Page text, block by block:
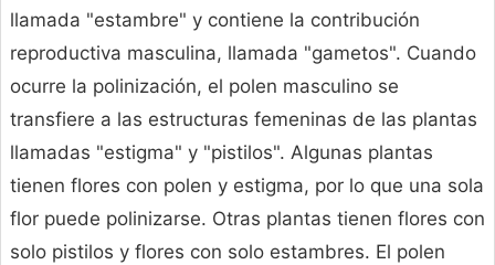
llamada "estambre" y contiene la contribución
reproductiva masculina, llamada "gametos". Cuando
ocurre la polinización, el polen masculino se
transfiere a las estructuras femeninas de las plantas
llamadas "estigma" y "pistilos". Algunas plantas
tienen flores con polen y estigma, por lo que una sola
flor puede polinizarse. Otras plantas tienen flores con
solo pistilos y flores con solo estambres. El polen